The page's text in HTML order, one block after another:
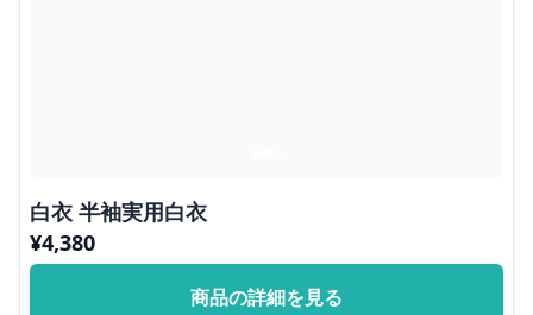
白衣 半袖実用白衣
¥4,380
商品の詳細を見る